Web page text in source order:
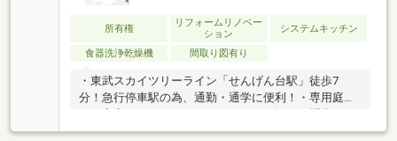
所有権
リフォームリノベー
ション
システムキッチン
食器洗浄乾燥機 間取り図有り
・東武スカイツリーライン「せんげん台駅」徒歩7
分！急行停車駅の為、通勤・通学に便利！・専用庭付
さい(*^_^*)〇埼玉相互住宅は住宅ローンに強い会社で